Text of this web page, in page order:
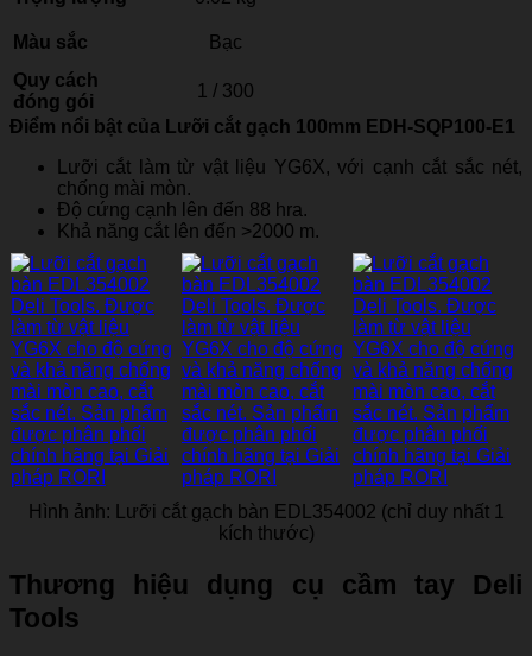
Màu sắc
Bạc
Quy cách
đóng gói
1 / 300
Điểm nổi bật của Lưỡi cắt gạch 100mm EDH-SQP100-E1
Lưỡi cắt làm từ vật liệu YG6X, với cạnh cắt sắc nét,
chống mài mòn.
Độ cứng cạnh lên đến 88 hra.
Khả năng cắt lên đến >2000 m.
Hình ảnh: Lưỡi cắt gạch bàn EDL354002 (chỉ duy nhất 1
kích thước)
Thương hiệu dụng cụ cầm tay Deli
Tools